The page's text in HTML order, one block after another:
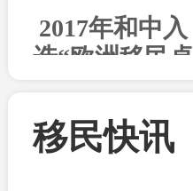
2017年和中入
选“欧洲移民卓
移民快讯